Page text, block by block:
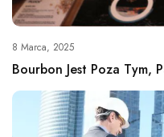
8 Marca, 2025
Bourbon Jest Poza Tym,